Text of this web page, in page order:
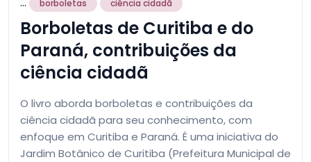
borboletas ciência cidadã
Borboletas de Curitiba e do
Paraná, contribuições da
ciência cidadã
O livro aborda borboletas e contribuições da
ciência cidadã para seu conhecimento, com
enfoque em Curitiba e Paraná. É uma iniciativa do
Jardim Botânico de Curitiba (Prefeitura Municipal de